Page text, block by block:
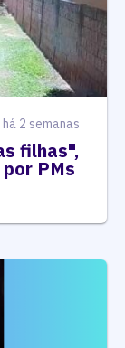
há 2 semanas
filhas",
PMs